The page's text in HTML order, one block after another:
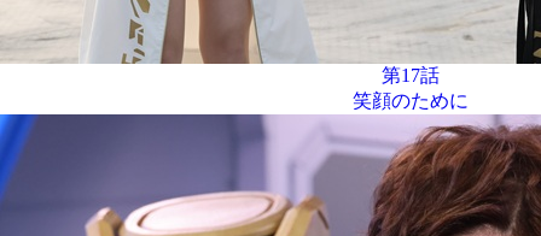
第17話
笑顔のために